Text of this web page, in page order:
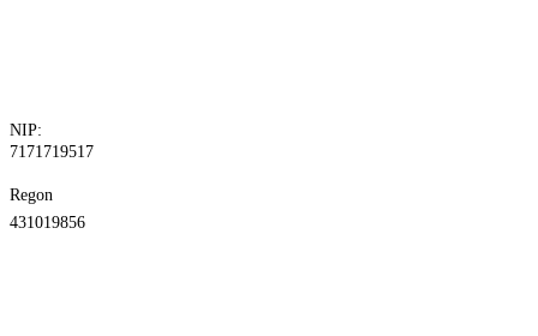
NIP:
7171719517
Regon
431019856